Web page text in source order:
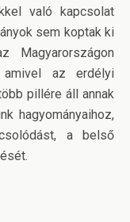
való kapcsolat
sem koptak ki
Magyarországon
amivel az erdélyi
pillére áll annak
hagyományaihoz,
a belső